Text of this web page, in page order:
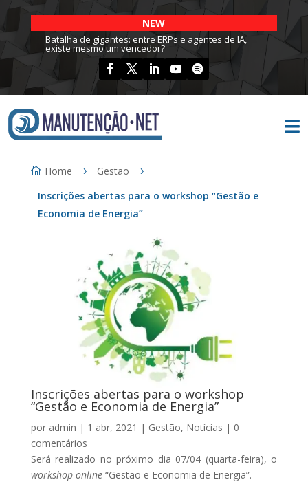
NEW
Batalha de gigantes: entre ERPs e agentes de IA,
existe mesmo um vencedor?

Home
Gestão
Inscrições abertas para o workshop “Gestão e
Economia de Energia”
Inscrições abertas para o workshop
“Gestão e Economia de Energia”
por admin | 1 abr, 2021 | Gestão, Notícias | 0
comentários
Será realizado no próximo dia 07/04 (quarta-feira), o
workshop online“Gestão e Economia de Energia”.